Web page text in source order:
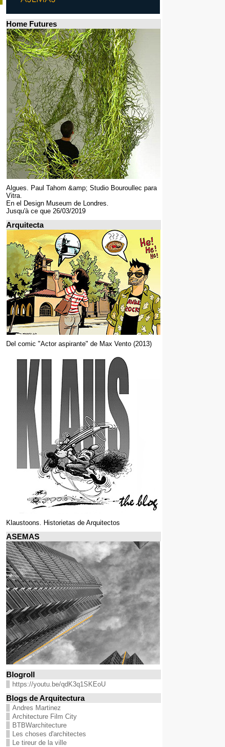
Home Futures
Algues. Paul Tahom &amp; Studio Bouroullec para
Vitra.
En el Design Museum de Londres.
Jusqu'à ce que 26/03/2019
Arquitecta
Del comic "Actor aspirante" de Max Vento (2013)
Klaustoons. Historietas de Arquitectos
ASEMAS
Blogroll
https://youtu.be/qdK3q1SKEoU
Blogs de Arquitectura
Andres Martinez
Architecture Film City
BTBWarchitecture
Les choses d'architectes
Le tireur de la ville